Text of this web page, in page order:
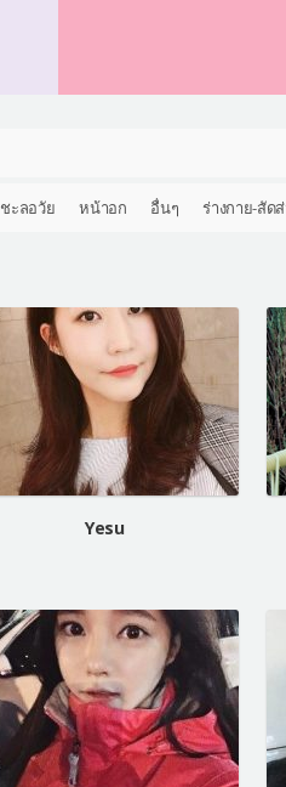
ชะลอวัย หน้าอก อื่นๆ ร่างกาย-สัด
Yesu